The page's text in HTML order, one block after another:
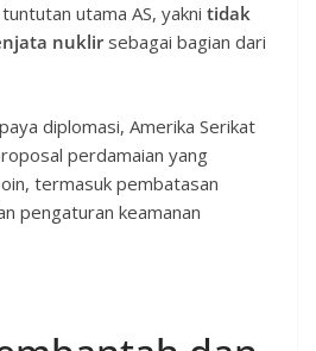
utama AS, yakni tidak
nuklirsebagai bagian dari
diplomasi, Amerika Serikat
perdamaian yang
termasuk pembatasan
pengaturan keamanan